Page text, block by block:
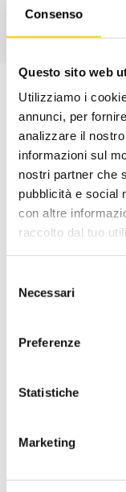
Consenso
Questo sito web
Utilizziamo i
annunci, per
analizzare il
informazioni sul
nostri partner che
pubblicità e social
con altre
raccolto dal tuo
delNecessari
Preferenze
Statistiche
Marketing
Oltre 30
Roma,
Lazio. Da
l’acquisto